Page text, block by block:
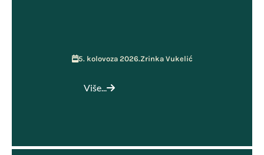
5. kolovoza 2026.Zrinka Vukelić
Više...